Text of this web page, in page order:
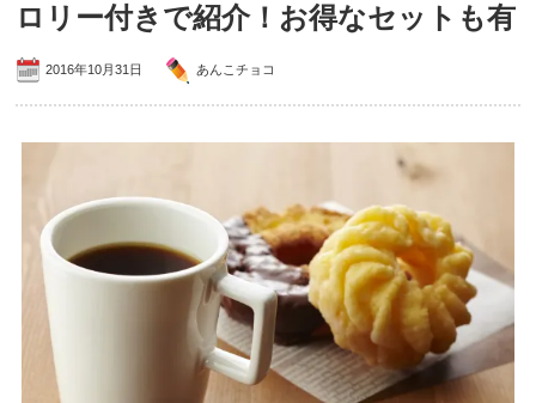
ロリー付きで紹介！お得なセットも有
2016年10月31日 あんこチョコ